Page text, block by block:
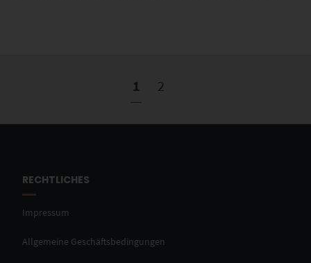
1 2
RECHTLICHES
Impressum
Allgemeine Geschäftsbedingungen